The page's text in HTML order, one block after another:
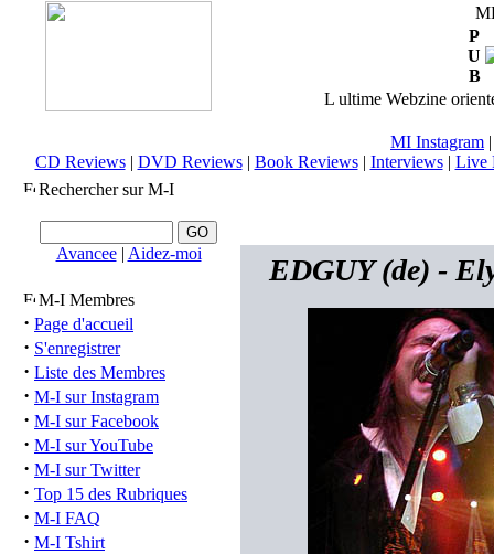
P
U
B
L ultime Webzine
MI Instagram
CD Reviews| DVD Reviews| Book Reviews| Interviews| Live
Rechercher sur M-I
Avancee| Aidez-moi
M-I Membres
· Page d'accueil
· S'enregistrer
· Liste des Membres
· M-I sur Instagram
· M-I sur Facebook
· M-I sur YouTube
· M-I sur Twitter
· Top 15 des Rubriques
· M-I FAQ
· M-I Tshirt
EDGUY (de) -